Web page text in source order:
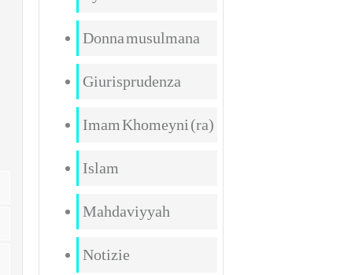
Donna musulmana
Giurisprudenza
Imam Khomeyni (ra)
Islam
Mahdaviyyah
Notizie